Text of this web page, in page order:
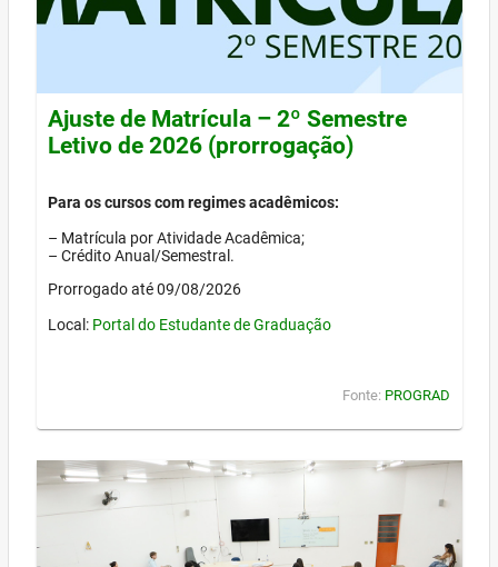
Ajuste de Matrícula – 2º Semestre
Letivo de 2026 (prorrogação)
Para os cursos com regimes acadêmicos:
– Matrícula por Atividade Acadêmica;
– Crédito Anual/Semestral.
Prorrogado até 09/08/2026
Local: Portal do Estudante de Graduação
Fonte: PROGRAD